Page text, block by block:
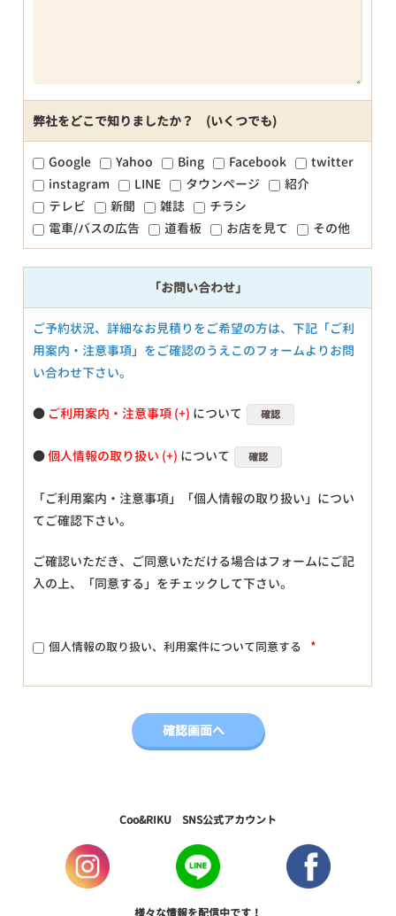
弊社をどこで知りましたか？ (いくつでも)
Google Yahoo Bing Facebook
twitter
instagram
LINE タウンページ
紹介
テレビ
新聞 雑誌
チラシ
電車/バスの広告
道看板 お店を見て その他
「お問い合わせ」
ご予約状況、詳細なお見積りをご希望の方は、下記「ご利
用案内・注意事項」をご確認のうえこのフォームよりお問
い合わせ下さい。
● ご利用案内・注意事項 について 確認
●個人情報の取り扱い について 確認
「ご利用案内・注意事項」「個人情報の取り扱い」につい
てご確認下さい。
ご確認いただき、ご同意いただける場合はフォームにご記
入の上、「同意する」をチェックして下さい。
個人情報の取り扱い、利用案件について同意する *
Coo&RIKU SNS公式アカウント
様々な情報を配信中です！